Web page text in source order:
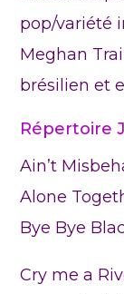
pop/variété
Meghan
brésilien et
Répertoire
Ain’t
Alone
Bye Bye
Cry me a